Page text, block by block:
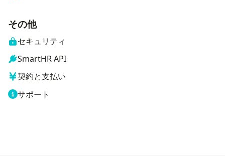
その他
セキュリティ
SmartHR API
契約と支払い
サポート